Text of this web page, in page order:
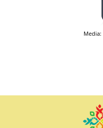
Media: